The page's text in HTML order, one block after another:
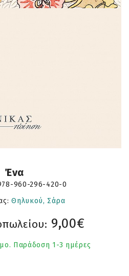
Ένα
960-296-420-0
Θηλυκού, Σάρα
9,00€
Παράδοση 1-3 ημέρες